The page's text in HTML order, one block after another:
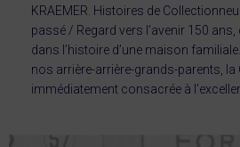
KRAEMER. Histoires de
passé / Regard vers l’avenir 150 ans,
dans l’histoire d’une maison
nos arrière-arrière-grands-parents, la
immédiatement consacrée à